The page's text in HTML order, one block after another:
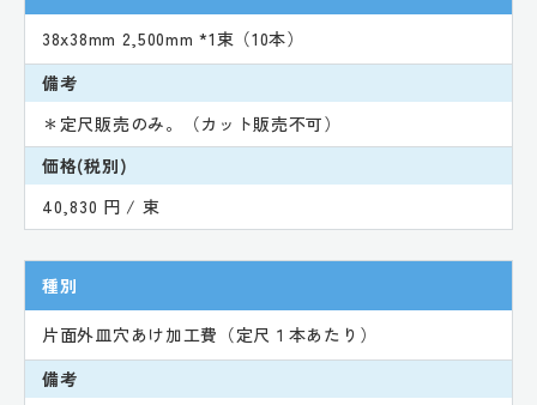
38x38mm 2,500mm *1束（10本）
備考
＊定尺販売のみ。（カット販売不可）
価格(税別)
40,830 円 / 束
種別
片面外皿穴あけ加工費（定尺１本あたり）
備考